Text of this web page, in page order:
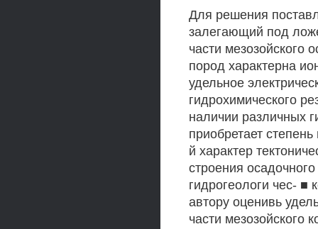
Для решения
залегающий под
части мезозойского
пород характерна
удельное
гидрохимического
наличии различных
приобретает
й характер
строения
гидрогеологи чес- ■
автору оценивь
части мезозойского